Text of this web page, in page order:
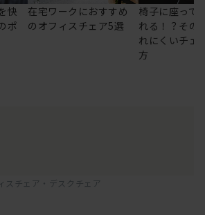
快
ポ
在宅ワークにおすすめ
のオフィスチェア5選
椅子に座って
れる！？その
れにくいチェ
方
スチェア・デスクチェア